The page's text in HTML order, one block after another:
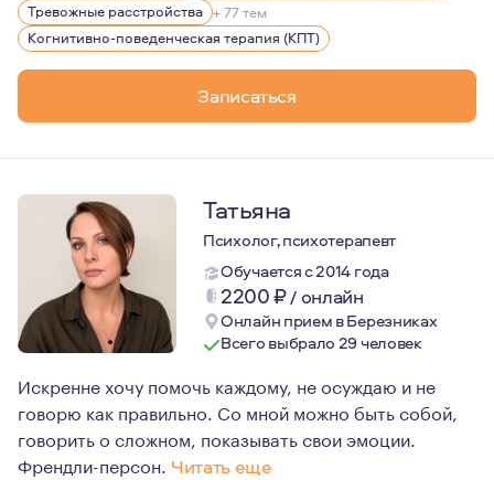
Тревожные расстройства + 77 тем
Когнитивно-поведенческая терапия (КПТ)
Записаться
Татьяна
Психолог, психотерапевт
Обучается с 2014 года
2200₽/ онлайн
Онлайн прием в Березниках
Всего выбрало 29 человек
Искренне хочу помочь каждому, не осуждаю и не
говорю как правильно. Со мной можно быть собой,
говорить о сложном, показывать свои эмоции.
Френдли-персон. Читать еще